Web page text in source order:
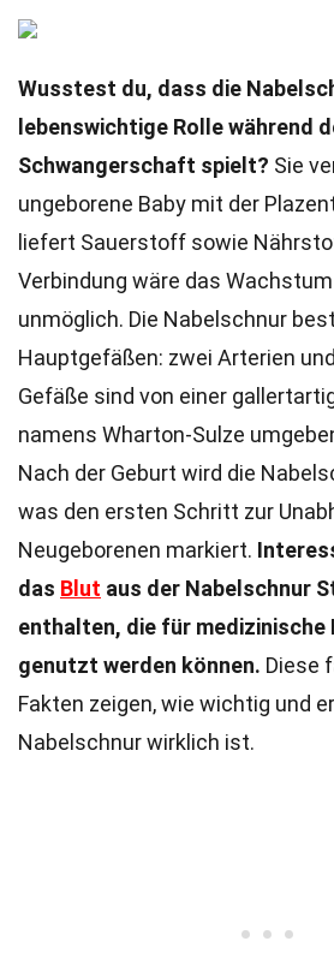
Wusstest du, dass die
lebenswichtige Rolle während
Schwangerschaft spielt? Sie
ungeborene Baby mit der
liefert Sauerstoff sowie
Verbindung wäre das
unmöglich. Die Nabelschnur
Hauptgefäßen: zwei Arterien
Gefäße sind von einer
namens Wharton-Sulze
Nach der Geburt wird die
was den ersten Schritt zur
Neugeborenen markiert.
das Blut aus der Nabelschnur
enthalten, die für medizinische
genutzt werden können. Diese
Fakten zeigen, wie wichtig und
Nabelschnur wirklich ist.